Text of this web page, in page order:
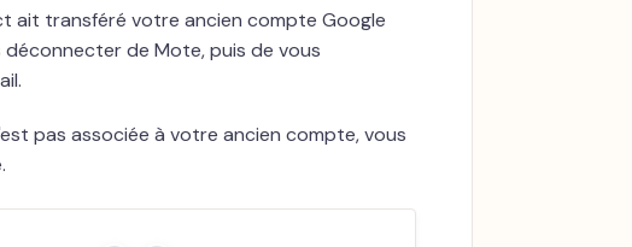
ait transféré votre ancien compte Google
de Mote, puis de vous
pas associée à votre ancien compte, vous